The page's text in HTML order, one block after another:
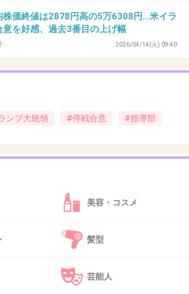
憚るってトランプのこと言うん
-0
ン戦争は実質アメリカの敗北と認識して
いました
ぎ
株価終値は2878円高の5万6308円…米イラ
意を好感、過去3番目の上げ幅
2026/04/14(火) 09:40
ンプ大統領 #停戦合意 #指導部
美容・コスメ
髪型
芸能人